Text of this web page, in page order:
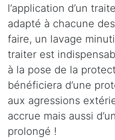
l’application d’un
adapté à chacune
faire, un lavage
traiter est
à la pose de la
bénéficiera d’une
aux agressions
accrue mais aussi
prolongé !